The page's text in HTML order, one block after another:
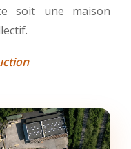
soit une maison